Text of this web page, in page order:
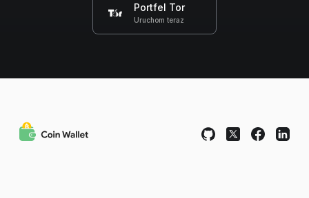
Portfel Tor
Uruchom teraz